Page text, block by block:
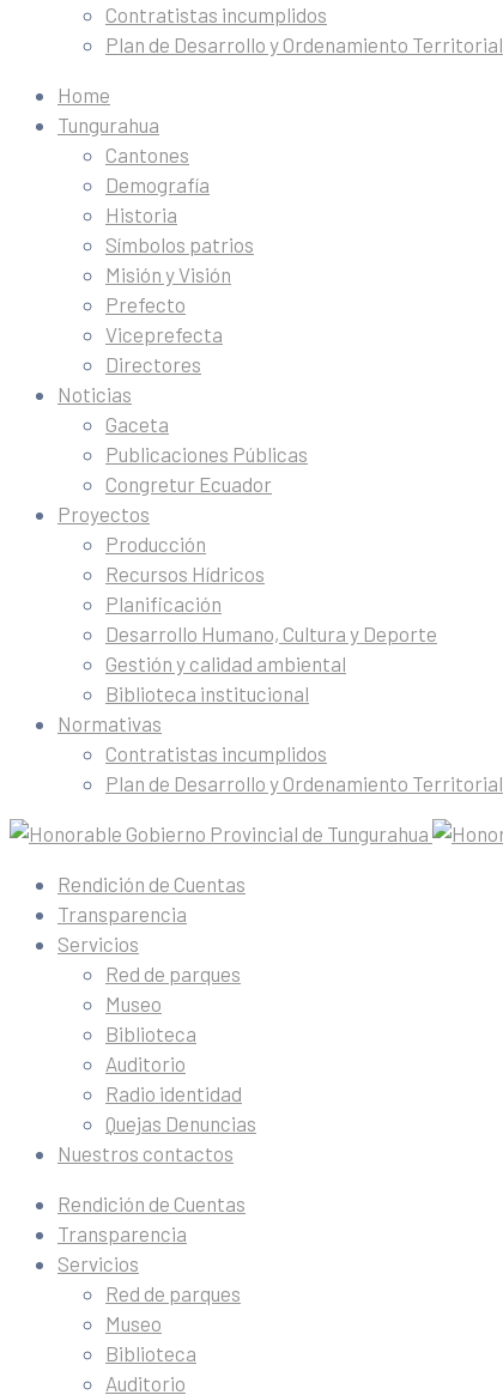
Contratistas incumplidos
Plan de Desarrollo y Ordenamiento Territorial
Home
Tungurahua
Cantones
Demografía
Historia
Símbolos patrios
Misión y Visión
Prefecto
Viceprefecta
Directores
Noticias
Gaceta
Publicaciones Públicas
Congretur Ecuador
Proyectos
Producción
Recursos Hídricos
Planificación
Desarrollo Humano, Cultura y Deporte
Gestión y calidad ambiental
Biblioteca institucional
Normativas
Contratistas incumplidos
Plan de Desarrollo y Ordenamiento Territorial
Rendición de Cuentas
Transparencia
Servicios
Red de parques
Museo
Biblioteca
Auditorio
Radio identidad
Quejas Denuncias
Nuestros contactos
Rendición de Cuentas
Transparencia
Servicios
Red de parques
Museo
Biblioteca
Auditorio